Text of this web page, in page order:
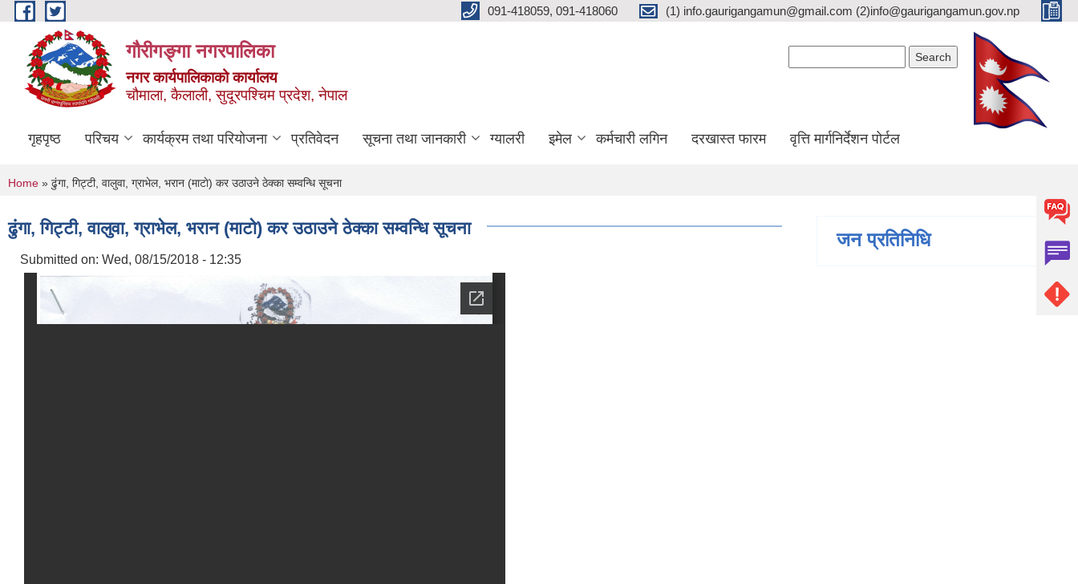
Skip to main content 091-418059, 091-418060 (1) info.gaurigangamun@gmail.com (2)info@gaurigangamun.gov.np
गौरीगङ्गा नगरपालिका
नगर कार्यपालिकाको कार्यालय
चौमाला, कैलाली, सुदूरपश्चिम प्रदेश, नेपाल
गृहपृष्ठ परिचय कार्यक्रम तथा परियोजना प्रतिवेदन सूचना तथा जानकारी ग्यालरी इमेल कर्मचारी लगिन दरखास्त फारम वृत्ति मार्गनिर्देशन पोर्टल
You are here
Home » ढुंगा, गिट्टी, वालुवा, ग्राभेल, भरान (माटाे) कर उठाउने ठेक्का सम्वन्धि सूचना
ढुंगा, गिट्टी, वालुवा, ग्राभेल, भरान (माटाे) कर उठाउने ठेक्का सम्वन्धि सूचना
Submitted on: Wed, 08/15/2018 - 12:35
जन प्रतिनिधि